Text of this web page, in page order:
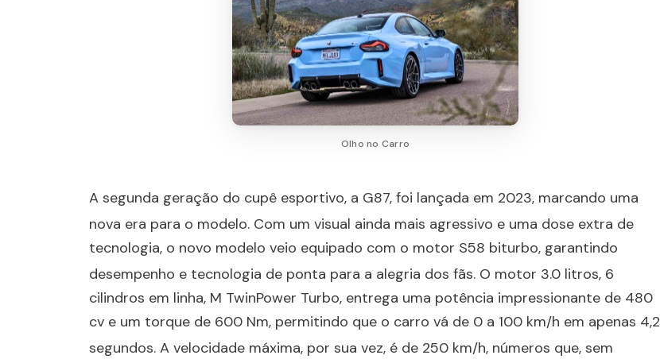
Olho no Carro
A segunda geração do cupê esportivo, a G87, foi lançada em 2023, marcando uma
nova era para o modelo. Com um visual ainda mais agressivo e uma dose extra de
tecnologia, o novo modelo veio equipado com o motor S58 biturbo, garantindo
desempenho e tecnologia de ponta para a alegria dos fãs. O motor 3.0 litros, 6
cilindros em linha, M TwinPower Turbo, entrega uma potência impressionante de 480
cv e um torque de 600 Nm, permitindo que o carro vá de 0 a 100 km/h em apenas 4,2
segundos. A velocidade máxima, por sua vez, é de 250 km/h, números que, sem